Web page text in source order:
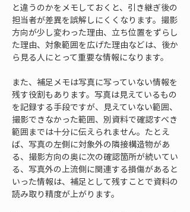
と違うのかをメモしておくと、引き継ぎ後の
担当者が差異を誤解しにくくなります。撮影
方向が少し変わった理由、立ち位置をずらし
た理由、対象範囲を広げた理由などは、後か
ら見る人にとって重要な情報になります。
また、補足メモは写真に写っていない情報を
残す役割もあります。写真は見えているもの
を記録する手段ですが、見えていない範囲、
撮影できなかった範囲、別資料で確認すべき
範囲までは十分に伝えられません。たとえ
ば、写真の左側に対象外の隣接構造物があ
る、撮影方向の奥に次の確認箇所が続いてい
る、写真外の上流側に関連する損傷があると
いった情報は、補足として残すことで資料の
読み取り精度が上がります。